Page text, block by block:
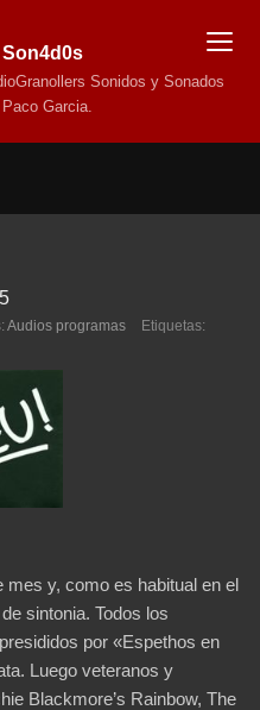
Sonidos y Sonados
Garcia.
Audios programas
Etiquetas:
y, como es habitual en el
sintonia. Todos los
por «Espethos en
Luego veteranos y
Blackmore’s Rainbow, The